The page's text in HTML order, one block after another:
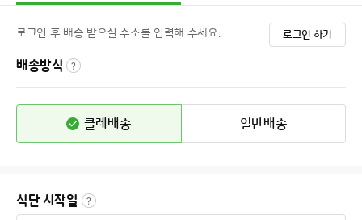
로그인 후 배송 받으실 주소를 입력해 주세요. 로그인 하기
배송방식
클레배송 일반배송
식단 시작일